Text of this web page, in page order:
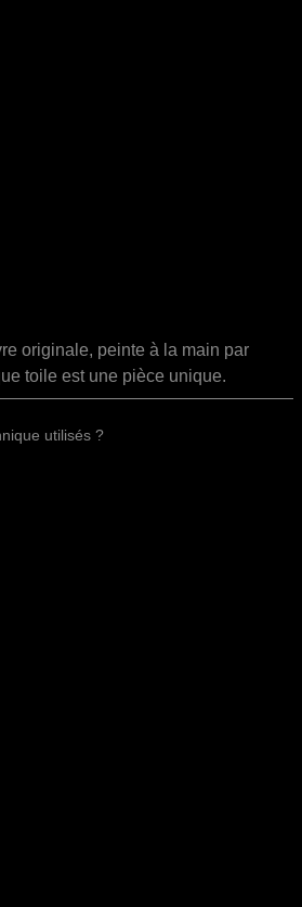
originale, peinte à la main par
toile est une pièce unique.
utilisés ?